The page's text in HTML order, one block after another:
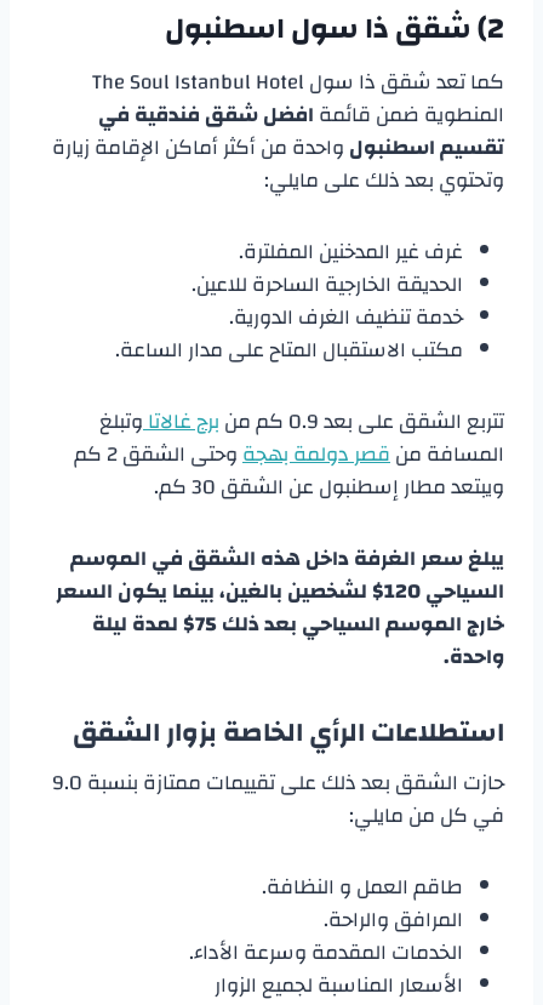
2) شقق ذا سول اسطنبول
كما تعد شقق ذا سول The Soul Istanbul Hotel
المنطوية ضمن قائمةافضل شقق فندقية في
تقسيم اسطنبولواحدة من أكثر أماكن الإقامة زيارة
وتحتوي بعد ذلك على مايلي:
غرف غير المدخنين المفلترة.
الحديقة الخارجية الساحرة للاعين.
خدمة تنظيف الغرف الدورية.
مكتب الاستقبال المتاح على مدار الساعة.
تتربع الشقق على بعد 0.9 كم من
برج غالاتاوتبلغ
المسافة منقصر دولمة بهجة
وحتى الشقق 2 كم
ويبتعد مطار إسطنبول عن الشقق 30 كم.
يبلغ سعر الغرفة داخل هذه الشقق في الموسم
السياحي 120$ لشخصين بالغين، بينما يكون السعر
خارج الموسم السياحي بعد ذلك 75$ لمدة ليلة
واحدة.
استطلاعات الرأي الخاصة بزوار الشقق
حازت الشقق بعد ذلك على تقييمات ممتازة بنسبة 9.0
في كل من مايلي:
طاقم العمل و النظافة.
المرافق والراحة.
الخدمات المقدمة وسرعة الأداء.
الأسعار المناسبة لجميع الزوار